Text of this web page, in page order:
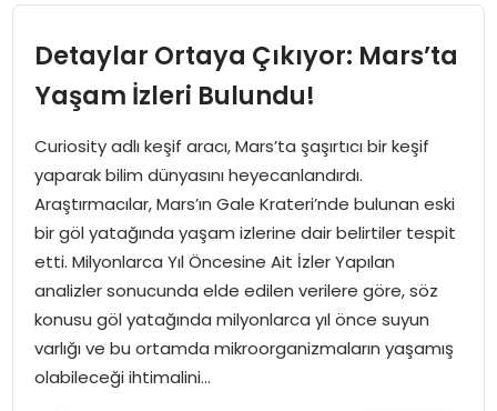
GÜNCEL
SAĞLIK
EĞITIM
SPOR
EKONOMI
MAGAZIN
DÜNYA
Detaylar Ortaya Çıkıyor: Mars’ta
Yaşam İzleri Bulundu!
Curiosity adlı keşif aracı, Mars’ta şaşırtıcı bir keşif
yaparak bilim dünyasını heyecanlandırdı.
Araştırmacılar, Mars’ın Gale Krateri’nde bulunan eski
bir göl yatağında yaşam izlerine dair belirtiler tespit
etti. Milyonlarca Yıl Öncesine Ait İzler Yapılan
analizler sonucunda elde edilen verilere göre, söz
konusu göl yatağında milyonlarca yıl önce suyun
varlığı ve bu ortamda mikroorganizmaların yaşamış
olabileceği ihtimalini…